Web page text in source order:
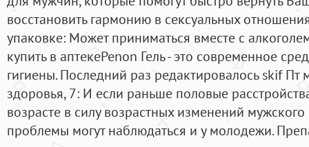
восстановить гармонию в сексуальных
упаковке: Может приниматься вместе с
купить в аптекеPenon Гель - это современное
гигиены. Последний раз редактировалось skif
здоровья, 7: И если раньше половые
возрасте в силу возрастных изменений
проблемы могут наблюдаться и у молодежи.